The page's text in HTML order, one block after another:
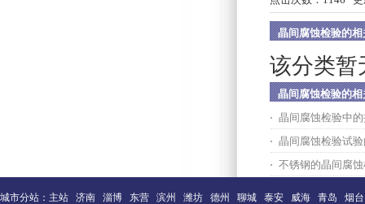
晶间腐蚀检验的相
该分类暂
晶间腐蚀检验的相
晶间腐蚀检验中
晶间腐蚀检验试
不锈钢的晶间腐
城市分站： 主站 济南 淄博 东营 滨州 潍坊 德州 聊城 泰安 威海 青岛 烟台